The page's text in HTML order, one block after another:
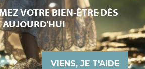
VOTRE BIEN-ÊTRE DÈS
AUJOURD'HUI
VIENS, JE T'AIDE